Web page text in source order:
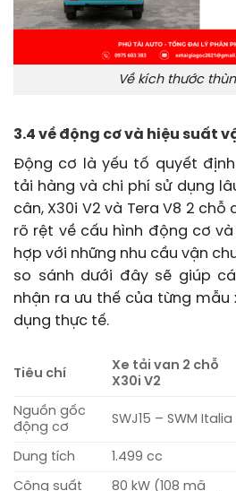
Về kích thước
3.4 về động cơ và hiệu suất
Động cơ là yếu tố quyết
tải hàng và chi phí sử dụng
cân, X30i V2 và Tera V8 2
rõ rệt về cấu hình động cơ
hợp với những nhu cầu vận
so sánh dưới đây sẽ giúp
nhận ra ưu thế của từng mẫu
dụng thực tế.
Tiêu chí
Xe tải van 2 chỗ
X30i V2
Nguồn gốc
động cơ
SWJ15 – SWM Italia
Dung tích 1.499 cc
Công suất
80 kW (108 mã